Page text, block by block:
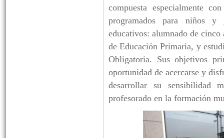
compuesta especialmente
programados para niños y
educativos: alumnado de
de Educación Primaria, y
Obligatoria. Sus objetivos
oportunidad de acercarse y
desarrollar su
profesorado en la formación